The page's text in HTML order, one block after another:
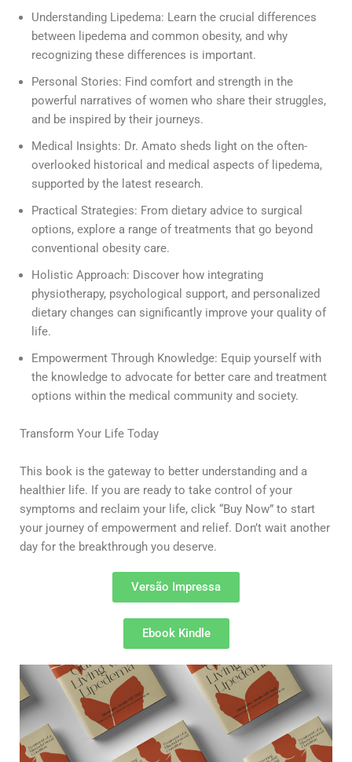
Understanding Lipedema: Learn the crucial differences
between lipedema and common obesity, and why
recognizing these differences is important.
Personal Stories: Find comfort and strength in the
powerful narratives of women who share their struggles,
and be inspired by their journeys.
Medical Insights: Dr. Amato sheds light on the often-
overlooked historical and medical aspects of lipedema,
supported by the latest research.
Practical Strategies: From dietary advice to surgical
options, explore a range of treatments that go beyond
conventional obesity care.
Holistic Approach: Discover how integrating
physiotherapy, psychological support, and personalized
dietary changes can significantly improve your quality of
life.
Empowerment Through Knowledge: Equip yourself with
the knowledge to advocate for better care and treatment
options within the medical community and society.
Transform Your Life Today
This book is the gateway to better understanding and a
healthier life. If you are ready to take control of your
symptoms and reclaim your life, click “Buy Now” to start
your journey of empowerment and relief. Don’t wait another
day for the breakthrough you deserve.
Versão Impressa
Ebook Kindle